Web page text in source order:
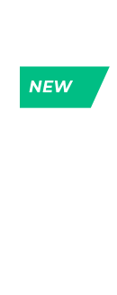
SNOWBOARD
NEW